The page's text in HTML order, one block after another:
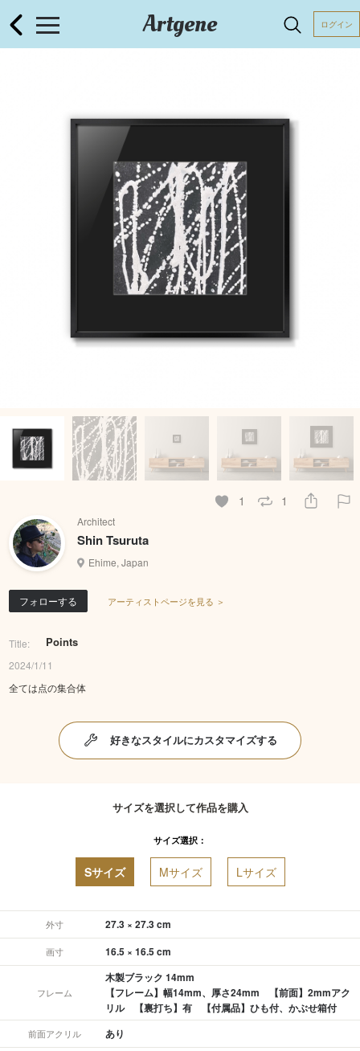
Artgene ログイン
1 1
Architect
Shin Tsuruta
Ehime, Japan
フォローする アーティストページを見る ＞
Title: Points
2024/1/11
全ては点の集合体
好きなスタイルにカスタマイズする
サイズを選択して作品を購入
サイズ選択：
Sサイズ Mサイズ Lサイズ
外寸 27.3 × 27.3 cm
画寸 16.5 × 16.5 cm
フレーム
木製ブラック 14mm
【フレーム】幅14mm、厚さ24mm 【前面】2mmアク
リル 【裏打ち】有 【付属品】ひも付、かぶせ箱付
前面アクリル あり